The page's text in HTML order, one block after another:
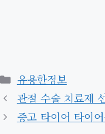
카
테
고
리
유용한정보
관절 수술 치료제
중고 타이어 타이